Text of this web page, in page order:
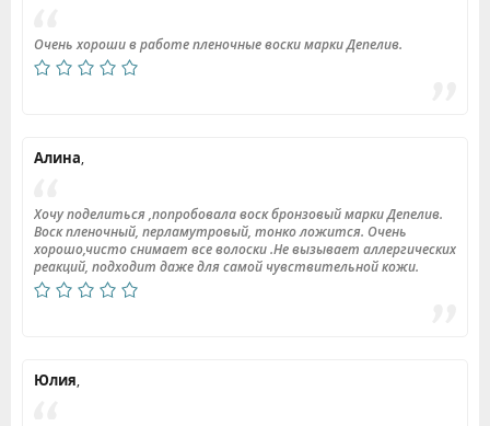
Очень хороши в работе пленочные воски марки Депелив.
Алина,
Хочу поделиться ,попробовала воск бронзовый марки Депелив.
Воск пленочный, перламутровый, тонко ложится. Очень
хорошо,чисто снимает все волоски .Не вызывает аллергических
реакций, подходит даже для самой чувствительной кожи.
Юлия,